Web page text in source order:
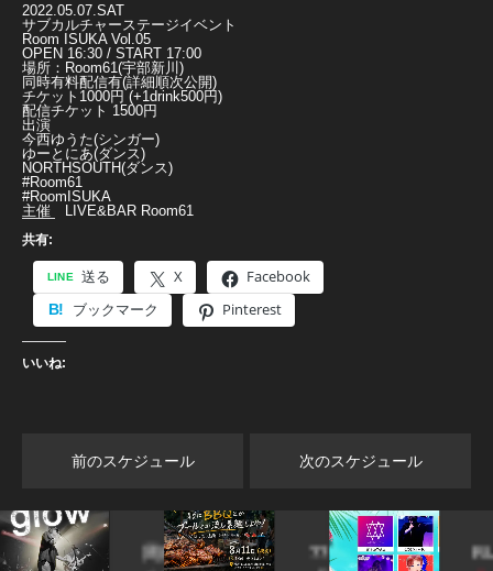
2022.05.07.SAT
サブカルチャーステージイベント
Room ISUKA Vol.05
OPEN 16:30 / START 17:00
場所：Room61(宇部新川)
同時有料配信有(詳細順次公開)
チケット1000円 (+1drink500円)
配信チケット 1500円
出演
今西ゆうた(シンガー)
ゆーとにあ(ダンス)
NORTHSOUTH(ダンス)
#Room61
#RoomISUKA
主催 LIVE&BAR Room61
共有:
送る X
Facebook
ブックマーク
Pinterest
いいね:
前のスケジュール 次のスケジュール
??
RUiPA